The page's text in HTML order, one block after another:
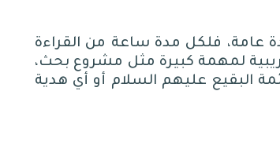
فلكل مدة ساعة من القراءة
لمهمة كبيرة مثل مشروع بحث،
البقيع عليهم السلام أو أي هدية